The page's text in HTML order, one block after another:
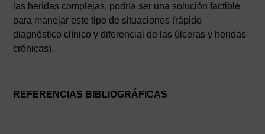
las heridas complejas, podría ser una solución factible
para manejar este tipo de situaciones (rápido
diagnóstico clínico y diferencial de las úlceras y heridas
crónicas).
REFERENCIAS BIBLIOGRÁFICAS